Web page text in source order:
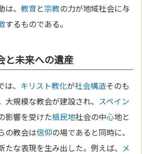
は、教育と宗教の力が地域社会に与
するものである。
と未来への遺産
は、 キリスト教化が社会構造そのも
大規模な教会が建設され、 スペイン
影響を受けた植民地社会の中心地と
の教会は信仰の場であると同時に、
たな表現を生み出した。例えば、 メ